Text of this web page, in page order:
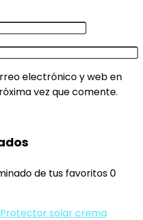
electrónico y web en
vez que comente.
de tus favoritos0